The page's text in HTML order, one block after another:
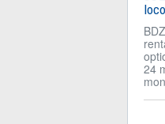
24